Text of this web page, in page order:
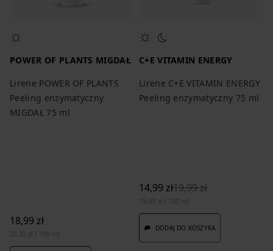
POWER OF PLANTS MIGDAŁ
Lirene POWER OF PLANTS
Peeling enzymatyczny
MIGDAŁ 75 ml
18,99 zł
25,32 zł / 100 ml
C+E VITAMIN ENERGY
Lirene C+E VITAMIN ENERGY
Peeling enzymatyczny 75 ml
14,99 zł19,99 zł
19,99 zł / 100 ml
DODAJ DO KOSZYKA